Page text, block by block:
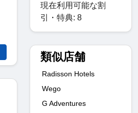
現在利用可能な割
引・特典: 8
類似店舗
Radisson Hotels
Wego
G Adventures